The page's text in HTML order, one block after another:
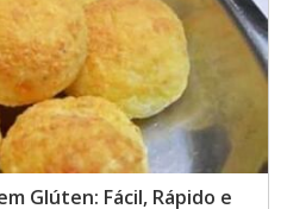
Glúten: Fácil, Rápido e